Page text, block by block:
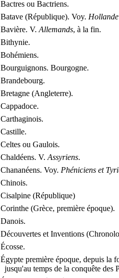
Bactres ou Bactriens.
Batave (République). Voy. Hollande
Bavière. V. Allemands, à la fin.
Bithynie.
Bohémiens.
Bourguignons. Bourgogne.
Brandebourg.
Bretagne (Angleterre).
Cappadoce.
Carthaginois.
Castille.
Celtes ou Gaulois.
Chaldéens. V. Assyriens.
Chananéens. Voy. Phéniciens et
Chinois.
Cisalpine (République)
Corinthe (Grèce, première époque).
Danois.
Découvertes et Inventions
Écosse.
Égypte première époque, depuis la
jusqu'au temps de la conquête des